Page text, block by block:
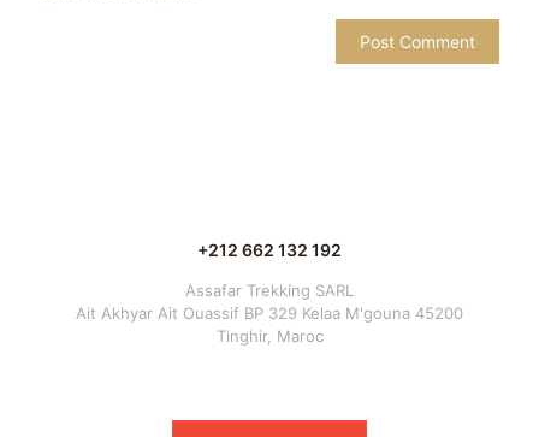
+212 662 132 192
Assafar Trekking SARL
Ait Akhyar Ait Ouassif BP 329 Kelaa M'gouna 45200
Tinghir, Maroc